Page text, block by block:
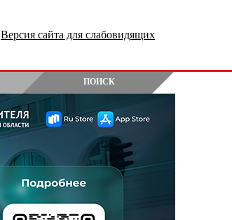
Версия сайта для слабовидящих
ПОИСК